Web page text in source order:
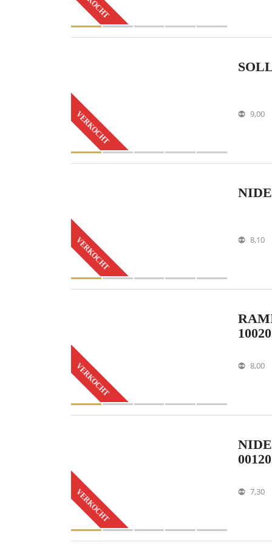
VERKOCHT 9,00
VERKOCHT 8,10
VERKOCHT 8,00
VERKOCHT 7,30